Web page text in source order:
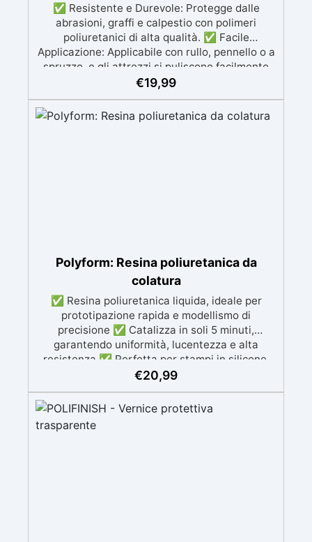
✅ Resistente e Durevole: Protegge dalle
abrasioni, graffi e calpestio con polimeri
poliuretanici di alta qualità. ✅ Facile
Applicazione: Applicabile con rullo, pennello o a
spruzzo, e gli attrezzi si puliscono facilmente
con diluente INCLUSO nel Kit ✅ Versatile:
compatibile con superfici in resina, legno,
cemento e acrilico. ✅ Semplice Manutenzione:
€19,99
Polyform: Resina poliuretanica da
colatura
✅ Resina poliuretanica liquida, ideale per
prototipazione rapida e modellismo di
precisione ✅ Catalizza in soli 5 minuti,
garantendo uniformità, lucentezza e alta
resistenza ✅ Perfetta per stampi in silicone,
colate, modellismo e prototipazione rapida ✅
duraturi ✅ Colore Beige ma colorabile a
piacere sia da liquida che da solida
€20,99